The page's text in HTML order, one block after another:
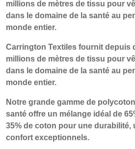
NAUMD 2026 (1)
SLOVAKIA
FINLANDE
&
GERMANY,
AUSTRIA &
SWITZERLAND
millions de mètres de tissu pour
dans le domaine de la santé au
monde entier.
Carrington Textiles fournit depuis
millions de mètres de tissu pour
dans le domaine de la santé au
monde entier.
Notre grande gamme de
santé offre un mélange idéal de
35% de coton pour une durabilité,
confort exceptionnels.